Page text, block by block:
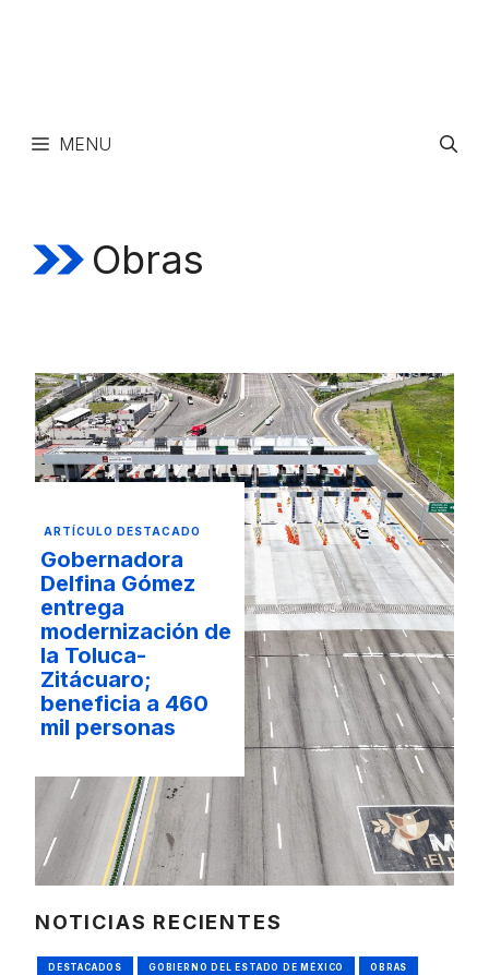
MENU
Obras
ARTÍCULO DESTACADO
Gobernadora
Delfina Gómez
entrega
modernización de
la Toluca-
Zitácuaro;
beneficia a 460
mil personas
NOTICIAS RECIENTES
DESTACADOS GOBIERNO DEL ESTADO DE MÉXICO OBRAS